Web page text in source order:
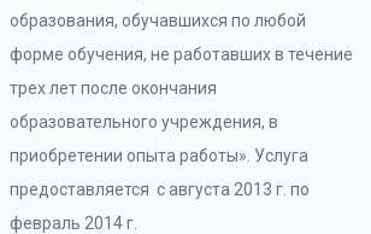
образования, обучавшихся по любой
форме обучения, не работавших в течение
трех лет после окончания
образовательного учреждения, в
приобретении опыта работы». Услуга
предоставляется с августа 2013 г. по
февраль 2014 г.